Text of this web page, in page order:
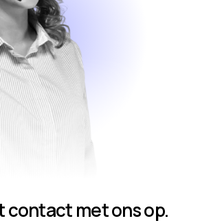
contact met ons op.